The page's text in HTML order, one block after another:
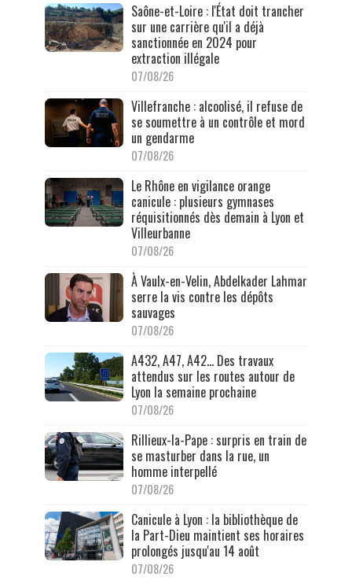
Saône-et-Loire : l'État doit trancher
sur une carrière qu'il a déjà
sanctionnée en 2024 pour
extraction illégale
07/08/26
Villefranche : alcoolisé, il refuse de
se soumettre à un contrôle et mord
un gendarme
07/08/26
Le Rhône en vigilance orange
canicule : plusieurs gymnases
réquisitionnés dès demain à Lyon et
Villeurbanne
07/08/26
À Vaulx-en-Velin, Abdelkader Lahmar
serre la vis contre les dépôts
sauvages
07/08/26
A432, A47, A42… Des travaux
attendus sur les routes autour de
Lyon la semaine prochaine
07/08/26
Rillieux-la-Pape : surpris en train de
se masturber dans la rue, un
homme interpellé
07/08/26
Canicule à Lyon : la bibliothèque de
la Part-Dieu maintient ses horaires
prolongés jusqu'au 14 août
07/08/26